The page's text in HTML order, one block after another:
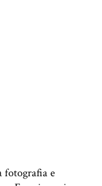
fotografia e